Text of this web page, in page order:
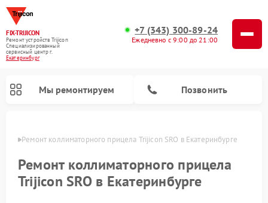
FIX-TRIJICON
Ремонт устройств Trijicon
Специализированный
cервисный центр г.
Екатеринбург
+7 (343) 300-89-24
Ежедневно с 9:00 до 21:00
Мы ремонтируем Позвонить
Ремонт коллиматорного прицела Trijicon SRO в Екатеринбурге
Ремонт коллиматорного прицела
Trijicon SRO в Екатеринбурге